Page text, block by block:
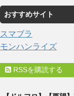
おすすめサイト
スマブラ
モンハンライズ
RSSを購読する